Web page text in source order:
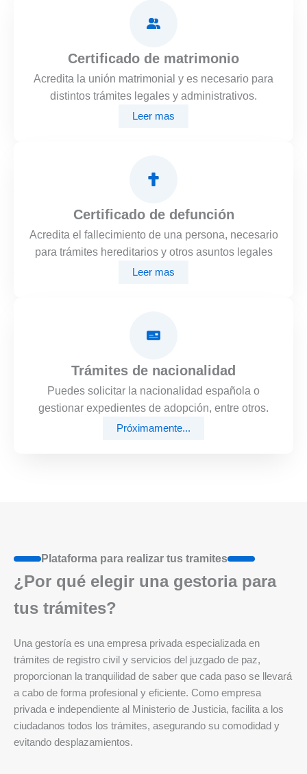
Certificado de matrimonio
Acredita la unión matrimonial y es necesario para
distintos trámites legales y administrativos.
Leer mas
Certificado de defunción
Acredita el fallecimiento de una persona, necesario
para trámites hereditarios y otros asuntos legales
Leer mas
Trámites de nacionalidad
Puedes solicitar la nacionalidad española o
gestionar expedientes de adopción, entre otros.
Próximamente...
Plataforma para realizar tus tramites
¿Por qué elegir una gestoria para
tus trámites?
Una gestoría es una empresa privada especializada en
trámites de registro civil y servicios del juzgado de paz,
proporcionan la tranquilidad de saber que cada paso se llevará
a cabo de forma profesional y eficiente. Como empresa
privada e independiente al Ministerio de Justicia, facilita a los
ciudadanos todos los trámites, asegurando su comodidad y
evitando desplazamientos.